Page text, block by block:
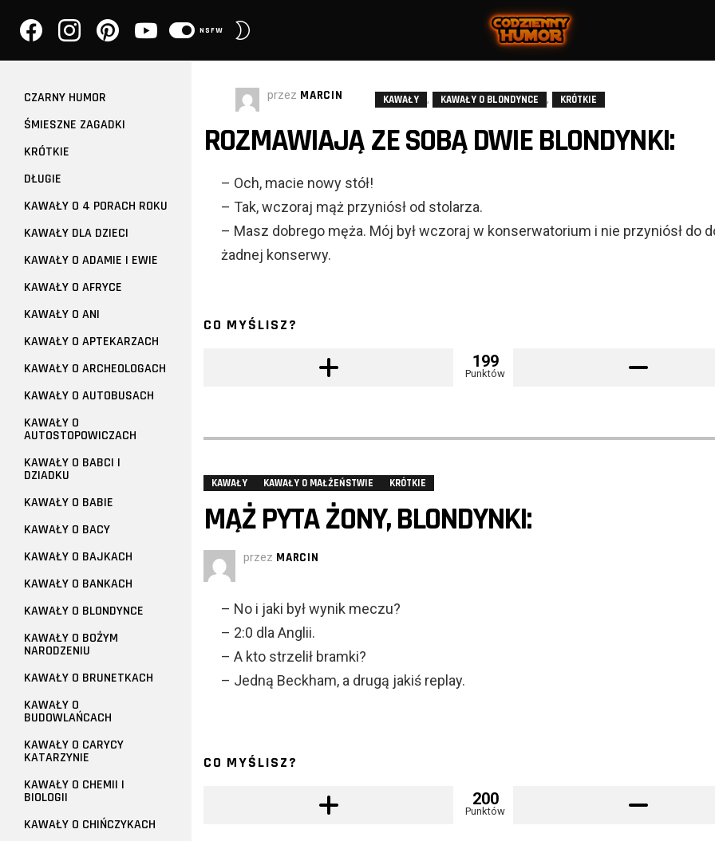
NSFW
przez MARCIN KAWAŁY , KAWAŁY O BLONDYNCE , KRÓTKIE
ROZMAWIAJĄ ZE SOBĄ DWIE BLONDYNKI:
– Och, macie nowy stół!
– Tak, wczoraj mąż przyniósł od stolarza.
– Masz dobrego męża. Mój był wczoraj w konserwatorium i nie przyniósł do
żadnej konserwy.
CO MYŚLISZ?
199
Punktów
KAWAŁY KAWAŁY O MAŁŻEŃSTWIE KRÓTKIE
MĄŻ PYTA ŻONY, BLONDYNKI:
przez MARCIN
– No i jaki był wynik meczu?
– 2:0 dla Anglii.
– A kto strzelił bramki?
– Jedną Beckham, a drugą jakiś replay.
CO MYŚLISZ?
200
Punktów
CZARNY HUMOR
ŚMIESZNE ZAGADKI
KRÓTKIE
DŁUGIE
KAWAŁY O 4 PORACH ROKU
KAWAŁY DLA DZIECI
KAWAŁY O ADAMIE I EWIE
KAWAŁY O AFRYCE
KAWAŁY O ANI
KAWAŁY O APTEKARZACH
KAWAŁY O ARCHEOLOGACH
KAWAŁY O AUTOBUSACH
KAWAŁY O
AUTOSTOPOWICZACH
KAWAŁY O BABCI I
DZIADKU
KAWAŁY O BABIE
KAWAŁY O BACY
KAWAŁY O BAJKACH
KAWAŁY O BANKACH
KAWAŁY O BLONDYNCE
KAWAŁY O BOŻYM
NARODZENIU
KAWAŁY O BRUNETKACH
KAWAŁY O
BUDOWLAŃCACH
KAWAŁY O CARYCY
KATARZYNIE
KAWAŁY O CHEMII I
BIOLOGII
KAWAŁY O CHIŃCZYKACH